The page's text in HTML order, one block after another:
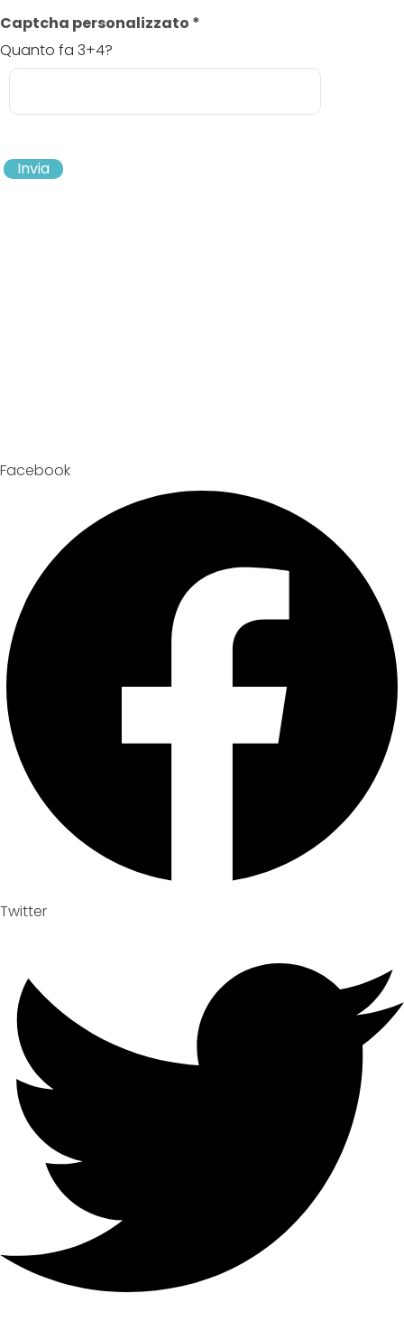
Captcha personalizzato *
Quanto fa 3+4?
Invia
Facebook
Twitter